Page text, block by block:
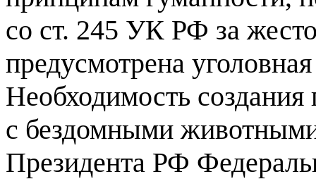
со ст. 245 УК РФ за
предусмотрена
Необходимость
с бездомными
Президента РФ